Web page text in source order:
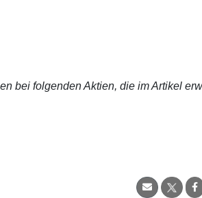
bei folgenden Aktien, die im Artikel